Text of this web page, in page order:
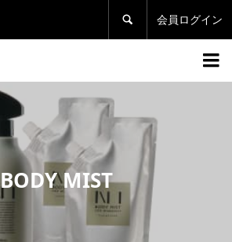
 会員ログイン

BODY MIST